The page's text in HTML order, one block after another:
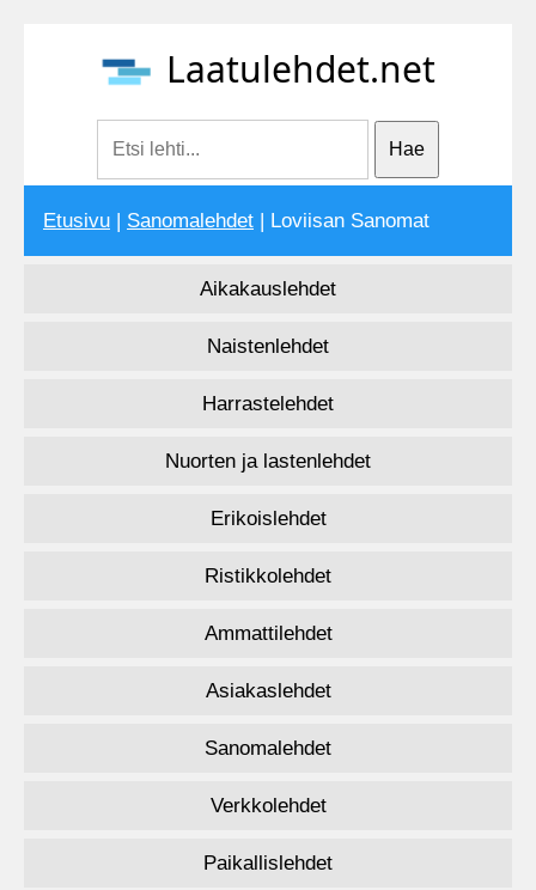
Laatulehdet.net
Etusivu Sanomalehdet | Loviisan Sanomat
Aikakauslehdet
Naistenlehdet
Harrastelehdet
Nuorten ja lastenlehdet
Erikoislehdet
Ristikkolehdet
Ammattilehdet
Asiakaslehdet
Sanomalehdet
Verkkolehdet
Paikallislehdet